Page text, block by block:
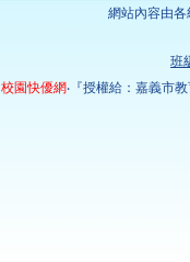
網站內容由
班
校園快優網‧『授權給：嘉義市教